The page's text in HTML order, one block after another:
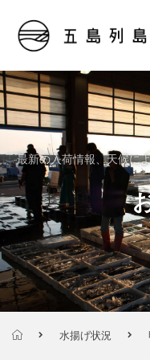
最新の入荷情報、天候に
水揚げ状況